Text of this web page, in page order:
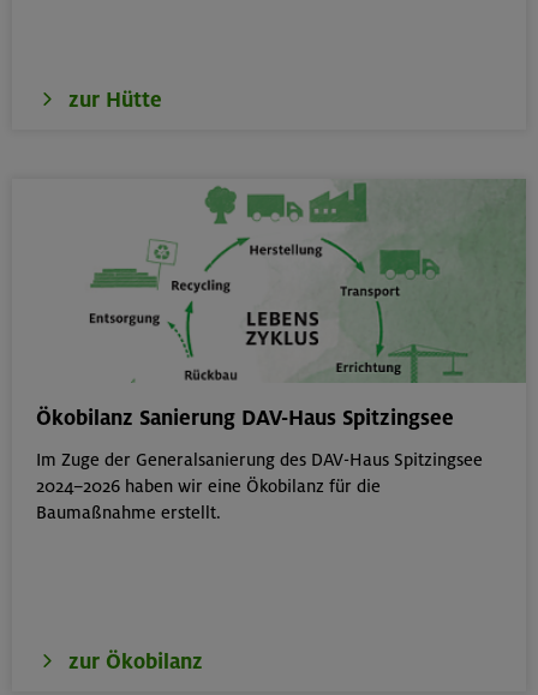
Schnupperkletterkurs indoor
München
zur Hütte
Ökobilanz Sanierung DAV-Haus Spitzingsee
Im Zuge der Generalsanierung des DAV-Haus Spitzingsee
2024–2026 haben wir eine Ökobilanz für die
Baumaßnahme erstellt.
zur Ökobilanz